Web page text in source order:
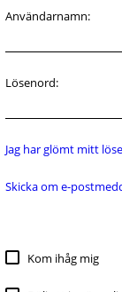
Användarnamn:
Lösenord:
Jag har glömt mitt
Skicka om e-
Kom ihåg mig